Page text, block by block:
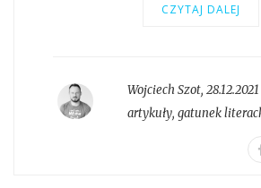
CZYTAJ DALEJ
Wojciech Szot,
artykuły, gatunek